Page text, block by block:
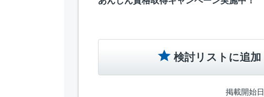
検討リストに追加
掲載開始